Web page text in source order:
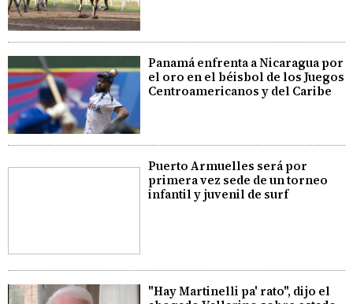
Panamá enfrenta a Nicaragua por
el oro en el béisbol de los Juegos
Centroamericanos y del Caribe
Puerto Armuelles será por
primera vez sede de un torneo
infantil y juvenil de surf
"Hay Martinelli pa' rato", dijo el